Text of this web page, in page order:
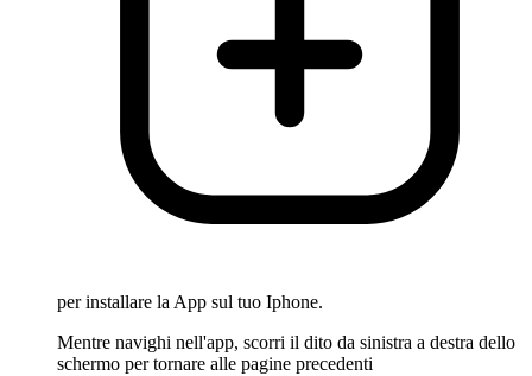
per installare la App sul tuo Iphone.
Mentre navighi nell'app, scorri il dito da sinistra a destra dello
schermo per tornare alle pagine precedenti